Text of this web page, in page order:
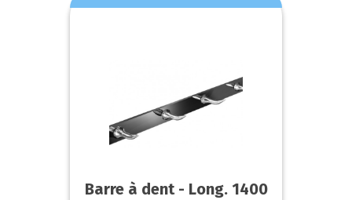
Barre à dent - Long. 1400